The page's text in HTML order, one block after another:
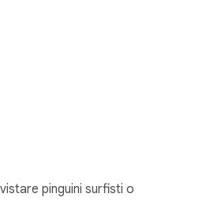
pinguini surfisti o